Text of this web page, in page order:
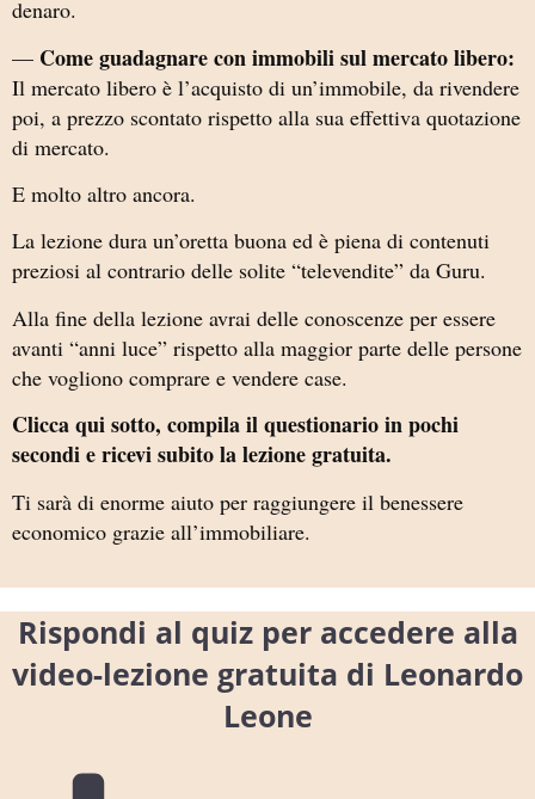
denaro.
— Come guadagnare con immobili sul mercato libero:
Il mercato libero è l’acquisto di un’immobile, da rivendere
poi, a prezzo scontato rispetto alla sua effettiva quotazione
di mercato.
E molto altro ancora.
La lezione dura un’oretta buona ed è piena di contenuti
preziosi al contrario delle solite “televendite” da Guru.
Alla fine della lezione avrai delle conoscenze per essere
avanti “anni luce” rispetto alla maggior parte delle persone
che vogliono comprare e vendere case.
Clicca qui sotto, compila il questionario in pochi
secondi e ricevi subito la lezione gratuita.
Ti sarà di enorme aiuto per raggiungere il benessere
economico grazie all’immobiliare.
Rispondi al quiz per accedere alla
video-lezione gratuita di Leonardo
Leone